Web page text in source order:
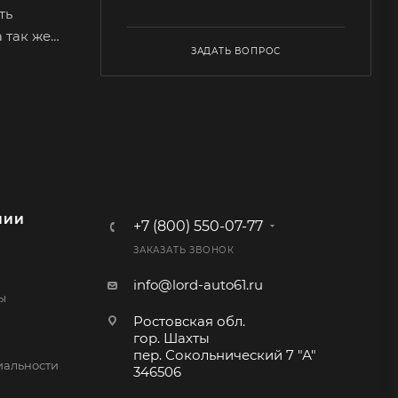
так же
из
ЗАДАТЬ ВОПРОС
+7 (800) 550-07-77
ЗАКАЗАТЬ ЗВОНОК
info@lord-auto61.ru
Ростовская обл.
гор. Шахты
пер. Сокольнический 7 "А"
346506